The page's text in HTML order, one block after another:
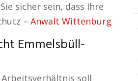
sicher sein, dass Ihre
– Anwalt Wittenburg
Emmelsbüll-
soll